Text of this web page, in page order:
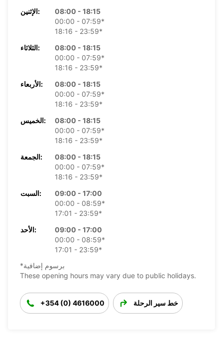
الإثنين:
08:00 - 18:15
00:00 - 07:59*
18:16 - 23:59*
الثلاثاء:
08:00 - 18:15
00:00 - 07:59*
18:16 - 23:59*
الأربعاء:
08:00 - 18:15
00:00 - 07:59*
18:16 - 23:59*
الخميس:
08:00 - 18:15
00:00 - 07:59*
18:16 - 23:59*
الجمعة:
08:00 - 18:15
00:00 - 07:59*
18:16 - 23:59*
السبت:
09:00 - 17:00
00:00 - 08:59*
17:01 - 23:59*
الأحد:
09:00 - 17:00
00:00 - 08:59*
17:01 - 23:59*
*برسوم إضافية
These opening hours may vary due to public holidays.
+354 (0) 4616000 خط سير الرحلة